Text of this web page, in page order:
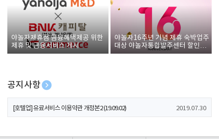
야놀자제휴점 금융혜택제공 위한
제휴 및 금융서비스 게시
야놀자16주년 기념 제휴 숙박업주
대상 야놀자통합발주센터 할인쿠
폰 증정
공지사항
[호텔업] 개인정보 처리방침 개정본1 (19.09.02)
[호텔업] 유료서비스 이용약관 개정본2 (19.09.02) 2019.07.30